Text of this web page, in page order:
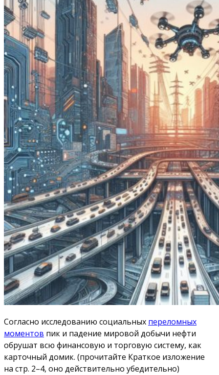
Согласно исследованию социальных переломных
моментов пик и падение мировой добычи нефти
обрушат всю финансовую и торговую систему, как
карточный домик. (прочитайте Краткое изложение
на стр. 2–4, оно действительно убедительно)